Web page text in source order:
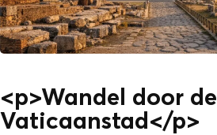
<p>Wandel door de
Vaticaanstad</p>